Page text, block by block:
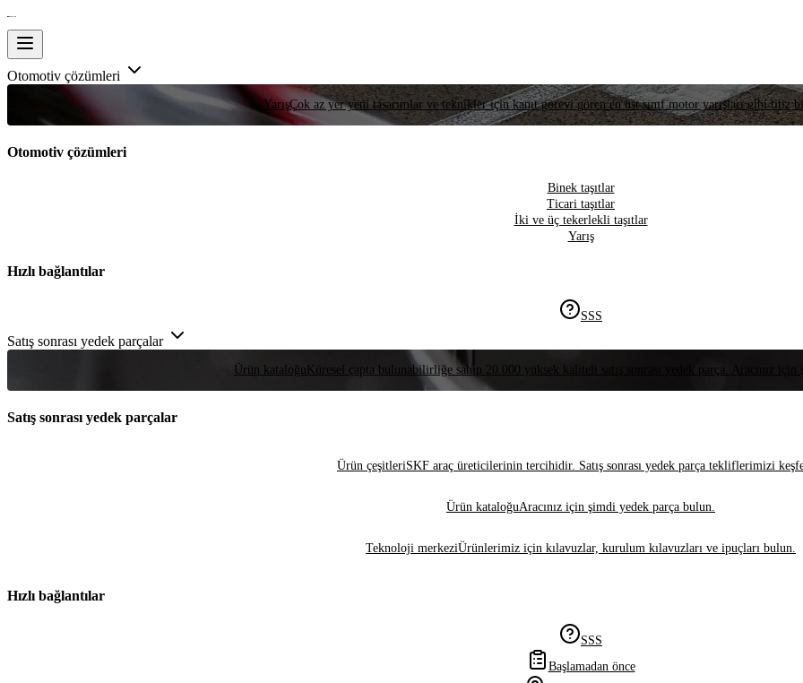
Otomotiv çözümleri
YarışÇok az yer yeni tasarımlar ve teknikler için kanıt görevi gören en üst sınıf motor yarışları gibi titiz
Otomotiv çözümleri
Binek taşıtlar
Ticari taşıtlar
İki ve üç tekerlekli taşıtlar
Yarış
Hızlı bağlantılar
SSS
Satış sonrası yedek parçalar
Ürün kataloğu Küresel çapta bulunabilirliğe sahip 20.000 yüksek kaliteli satış sonrası yedek parça. Aracınız
Satış sonrası yedek parçalar
Ürün çeşitleriSKF araç üreticilerinin tercihidir. Satış sonrası yedek parça tekliflerimizi
Ürün kataloğuAracınız için şimdi yedek parça bulun.
Teknoloji merkeziÜrünlerimiz için kılavuzlar, kurulum kılavuzları ve ipuçları bulun.
Hızlı bağlantılar
SSS
Başlamadan önce